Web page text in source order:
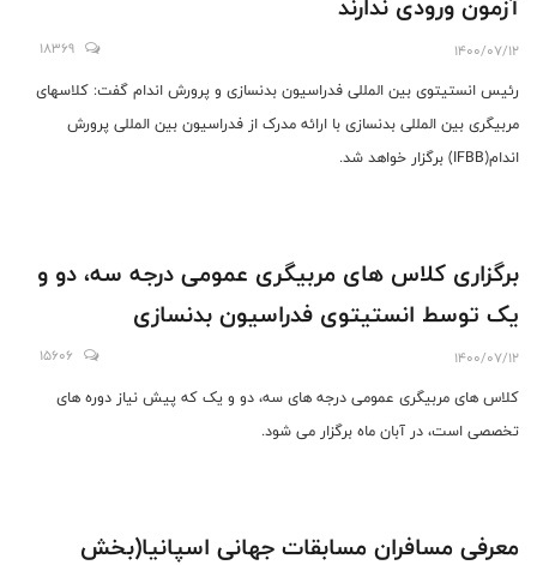
1400/07/12
18369
رئیس انستیتوی بین المللی فدراسیون بدنسازی و پرورش اندام گفت: کلاسهای
مربیگری بین المللی بدنسازی با ارائه مدرک از فدراسیون بین المللی پرورش
اندام(IFBB) برگزار خواهد شد.
برگزاری کلاس های مربیگری عمومی درجه سه، دو و
یک توسط انستیتوی فدراسیون بدنسازی
1400/07/12
15606
کلاس های مربیگری عمومی درجه های سه، دو و یک که پیش نیاز دوره های
تخصصی است، در آبان ماه برگزار می شود.
معرفی مسافران مسابقات جهانی اسپانیا(بخش